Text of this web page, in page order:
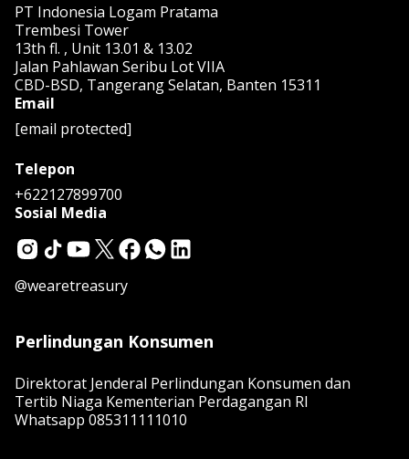
PT Indonesia Logam Pratama
Trembesi Tower
13th fl. , Unit 13.01 & 13.02
Jalan Pahlawan Seribu Lot VIIA
CBD-BSD, Tangerang Selatan, Banten 15311
Email
[email protected]
Telepon
+622127899700
Sosial Media
@wearetreasury
Perlindungan Konsumen
Direktorat Jenderal Perlindungan Konsumen dan
Tertib Niaga Kementerian Perdagangan RI
Whatsapp 085311111010